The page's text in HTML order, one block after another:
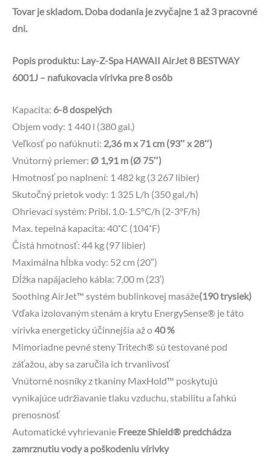
Tovar je skladom. Doba dodania je zvyčajne 1 až 3 pracovné
dni.
Popis produktu: Lay-Z-Spa HAWAII AirJet 8 BESTWAY
6001J – nafukovacia vírivka pre 8 osôb
Kapacita: 6-8 dospelých
Objem vody: 1 440 l (380 gal.)
Veľkosť po nafúknutí: 2,36 m x 71 cm (93″ x 28″)
Vnútorný priemer: Ø 1,91 m (Ø 75″)
Hmotnosť po naplnení: 1 482 kg (3 267 libier)
Skutočný prietok vody: 1 325 L/h (350 gal./h)
Ohrievací systém: Pribl. 1.0-1.5°C/h (2-3°F/h)
Max. tepelná kapacita: 40˚C (104˚F)
Čistá hmotnosť: 44 kg (97 libier)
Maximálna hĺbka vody: 52 cm (20″)
Dĺžka napájacieho kábla: 7,00 m (23′)
Soothing AirJet™ systém bublinkovej masáže(190 trysiek)
Vďaka izolovaným stenám a krytu EnergySense® je táto
vírivka energeticky účinnejšia až o40 %
Mimoriadne pevné steny Tritech® sú testované pod
záťažou, aby sa zaručila ich trvanlivosť
Vnútorné nosníky z tkaniny MaxHold™ poskytujú
vynikajúce udržiavanie tlaku vzduchu, stabilitu a ľahkú
prenosnosť
Automatické vyhrievanie Freeze Shield® predchádza
zamrznutiu vody a poškodeniu vírivky